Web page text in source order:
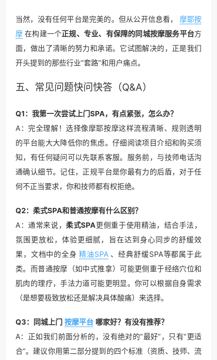
当然，没有任何平台是完美的。但从公开信息看，
摩耶按
摩 在构建一个正规、专业、有保障的同城按摩服务平台方
面，做出了清晰的努力和承诺。它试图解决的，正是我们
开头提到的那些行业“套路”和用户痛点。
五、常见问题快问快答（Q&A）
Q1：我第一次尝试上门SPA，有点紧张，怎么办？
A：完全理解！选择像摩耶按摩这样流程清晰、规则透明
的平台能大大降低你的焦虑。仔细阅读项目介绍和购买须
知，有任何疑问可以先联系客服。服务前，与技师电话沟
通确认细节。记住，正规平台是你最有力的后盾，对于任
何不正当要求，你和技师都有权拒绝。
Q2：柔式SPA和普通按摩有什么区别？
A：通常来说，柔式SPA更侧重于使用精油，结合手法，
氛围更放松，体验更细腻，旨在达到身心同步的舒缓效
果，文档中的全身 精油SPA 、经典舒缓SPA等都属于此
类。而普通按摩（如中式推拿）可能更侧重于经络穴位和
肌肉的理疗，手法力道可能更明显。你可以根据自身需求
（是想要极致放松还是解决具体酸痛）来选择。
Q3：同城上门 按摩平台 哪家好？有没有推荐？
A：正如我们前面分析的，没有绝对的“最好”，只有“更适
合”。建议你用第二部分提到的四个标准（资质、技师、流